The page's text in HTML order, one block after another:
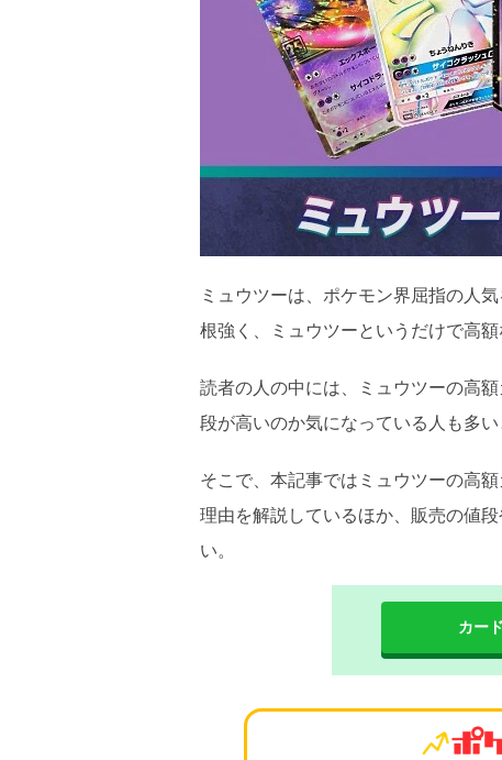
ミュウツーは、ポケモン界屈指の人
根強く、ミュウツーというだけで高
読者の人の中には、ミュウツーの高
段が高いのか気になっている人も多い
そこで、本記事ではミュウツーの高
理由を解説しているほか、販売の値
い。
カー